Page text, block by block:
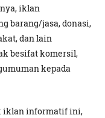
iklan
barang/jasa, donasi,
dan lain
besifat komersil,
kepada
iklan informatif ini,